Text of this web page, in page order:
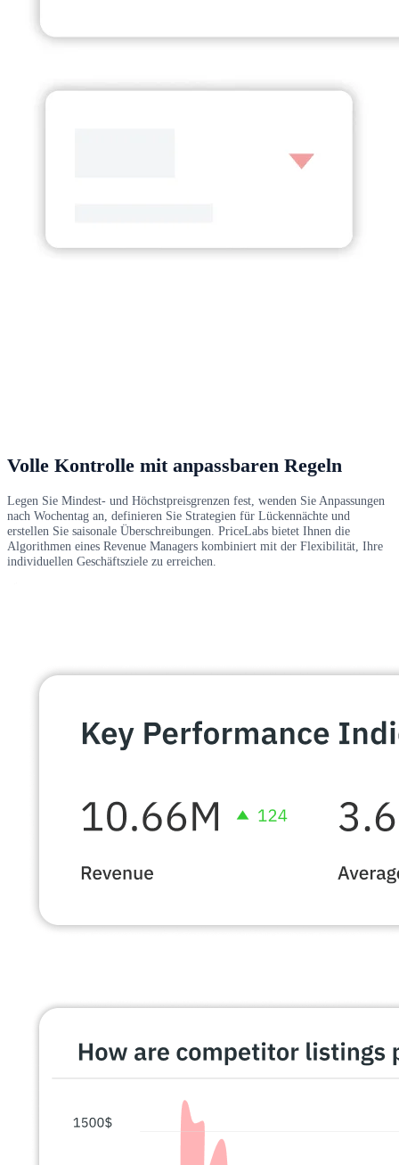
Volle Kontrolle mit anpassbaren Regeln
Legen Sie Mindest- und Höchstpreisgrenzen fest, wenden Sie Anpassungen
nach Wochentag an, definieren Sie Strategien für Lückennächte und
erstellen Sie saisonale Überschreibungen. PriceLabs bietet Ihnen die
Algorithmen eines Revenue Managers kombiniert mit der Flexibilität, Ihre
individuellen Geschäftsziele zu erreichen.